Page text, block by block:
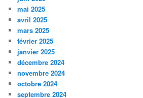
mai 2025
avril 2025
mars 2025
février 2025
janvier 2025
décembre 2024
novembre 2024
octobre 2024
septembre 2024